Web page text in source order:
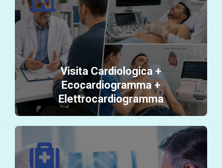
Visita Cardiologica +
Ecocardiogramma +
Elettrocardiogramma